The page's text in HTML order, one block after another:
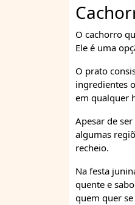
O cachorro
Ele é uma
O prato
ingredientes
em qualquer
Apesar de
algumas
recheio.
Na festa
quente e
quem quer